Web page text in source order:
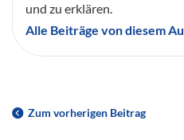
und zu erklären.
Alle Beiträge von diesem
Zum vorherigen Beitrag